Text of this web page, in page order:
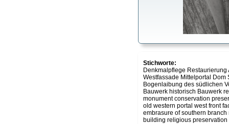
Stichworte:
Denkmalpflege
Westfassade Mittelportal Dom
Bogenlaibung des südlichen
Bauwerk historisch Bauwerk
monument conservation
old western portal west front
embrasure of southern
building religious